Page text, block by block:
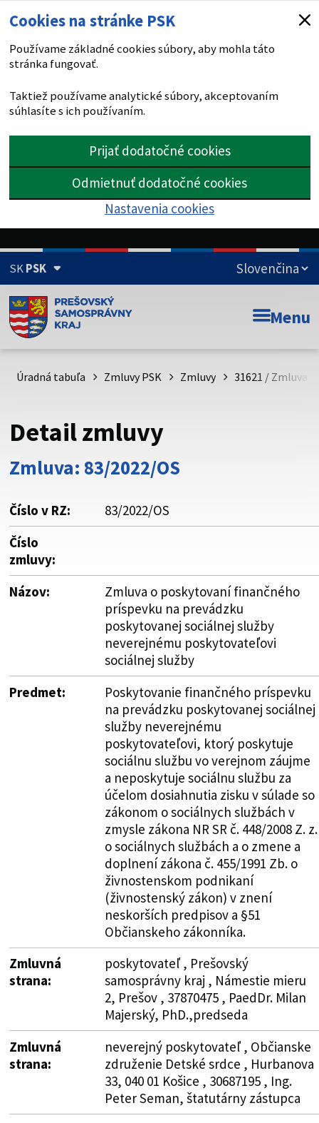
Cookies na stránke PSK
Používame základné cookies súbory, aby mohla táto
stránka fungovať.
Taktiež používame analytické súbory, akceptovaním
súhlasíte s ich používaním.
Prijať dodatočné cookies
Odmietnuť dodatočné cookies
Nastavenia cookies
SKPSK
Doména psk.sk je oficiálna
Toto je oficiálna webová stránka Prešovského
psk.sk.
Buďte pozorní a vždy sa uistite, že zdieľate informácie iba
cez zabezpečenú webovú stránku. Zabezpečená stránka
vždy začína https:// pred názvom domény webového sídla.
Menu
Úradná tabuľa Zmluvy PSK Zmluvy 31621 / Zmluva
Detail zmluvy
Zmluva: 83/2022/OS
Číslo v RZ:
83/2022/OS
Číslo
zmluvy:
Názov:
Zmluva o poskytovaní finančného
príspevku na prevádzku
poskytovanej sociálnej služby
neverejnému poskytovateľovi
sociálnej služby
Predmet:
Poskytovanie finančného príspevku
na prevádzku poskytovanej sociálnej
služby neverejnému
poskytovateľovi, ktorý poskytuje
sociálnu službu vo verejnom záujme
a neposkytuje sociálnu službu za
účelom dosiahnutia zisku v súlade so
zákonom o sociálnych službách v
zmysle zákona NR SR č. 448/2008 Z. z.
o sociálnych službách a o zmene a
doplnení zákona č. 455/1991 Zb. o
živnostenskom podnikaní
(živnostenský zákon) v znení
neskorších predpisov a §51
Občianskeho zákonníka.
Zmluvná
strana:
poskytovateľ , Prešovský
samosprávny kraj , Námestie mieru
2, Prešov , 37870475 , PaedDr. Milan
Majerský, PhD.,predseda
Zmluvná
strana:
neverejný poskytovateľ , Občianske
združenie Detské srdce , Hurbanova
33, 040 01 Košice , 30687195 , Ing.
Peter Seman, štatutárny zástupca